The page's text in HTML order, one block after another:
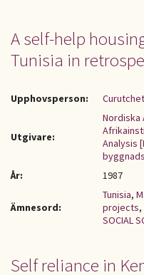
A self-help
Tunisia in
Upphovsperson:
Utgivare:
Analysis
År:
1987
Ämnesord:
Tunisia,
projects,
SOCIAL
Self reliance in